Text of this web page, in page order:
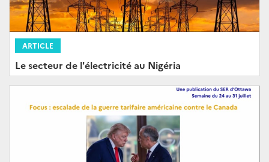
ARTICLE
Le secteur de l'électricité au Nigéria